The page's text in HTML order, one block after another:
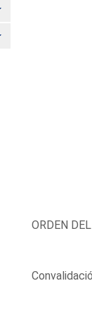
Alternar
Alternar
ORDEN